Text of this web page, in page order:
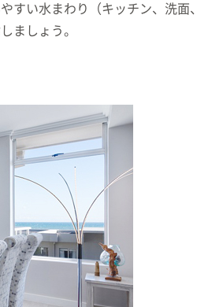
すい水まわり（キッチン、洗面、
ましょう。